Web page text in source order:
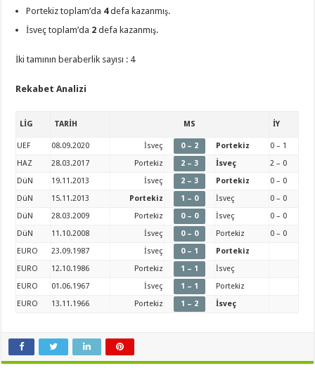
Portekiz toplam’da 4defa kazanmış.
İsveç toplam’da 2 defa kazanmış.
İki tamının beraberlik sayısı : 4
Rekabet Analizi
LİG TARİH MS İY
UEF 08.09.2020 İsveç 0 – 2 Portekiz
0 – 1
HAZ
28.03.2017 Portekiz 2 – 3 İsveç
2 – 0
DüN
19.11.2013 İsveç 2 – 3 Portekiz
0 – 0
DüN
15.11.2013 Portekiz 1 – 0 İsveç
0 – 0
DüN
28.03.2009 Portekiz 0 – 0 İsveç
0 – 0
DüN
11.10.2008 İsveç 0 – 0 Portekiz
0 – 0
EURO
23.09.1987 İsveç 0 – 1
Portekiz
EURO
12.10.1986 Portekiz 1 – 1
İsveç
EURO
01.06.1967 İsveç 1 – 1
Portekiz
EURO
13.11.1966 Portekiz 1 – 2 İsveç